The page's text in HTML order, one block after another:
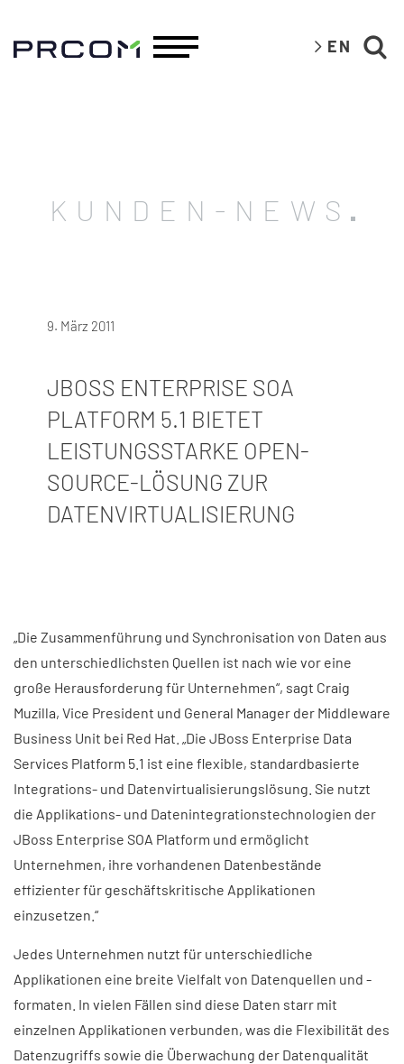
EN
KUNDEN-NEWS
9. März 2011
JBOSS ENTERPRISE SOA
PLATFORM 5.1 BIETET
LEISTUNGSSTARKE OPEN-
SOURCE-LÖSUNG ZUR
DATENVIRTUALISIERUNG
„Die Zusammenführung und Synchronisation von Daten aus
den unterschiedlichsten Quellen ist nach wie vor eine
große Herausforderung für Unternehmen“, sagt Craig
Muzilla, Vice President und General Manager der Middleware
Business Unit bei Red Hat. „Die JBoss Enterprise Data
Services Platform 5.1 ist eine flexible, standardbasierte
Integrations- und Datenvirtualisierungslösung. Sie nutzt
die Applikations- und Datenintegrationstechnologien der
JBoss Enterprise SOA Platform und ermöglicht
Unternehmen, ihre vorhandenen Datenbestände
effizienter für geschäftskritische Applikationen
einzusetzen.“
Jedes Unternehmen nutzt für unterschiedliche
Applikationen eine breite Vielfalt von Datenquellen und -
formaten. In vielen Fällen sind diese Daten starr mit
einzelnen Applikationen verbunden, was die Flexibilität des
Datenzugriffs sowie die Überwachung der Datenqualität